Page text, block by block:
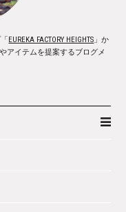
EUREKA FACTORY HEIGHTS 」か
アイテムを提案するブログメ